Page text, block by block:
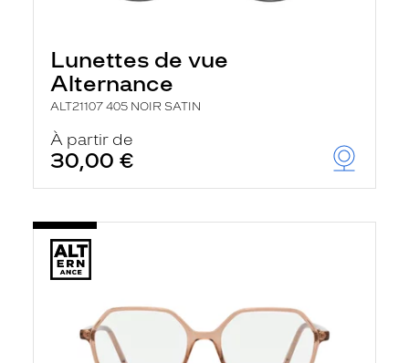
Lunettes de vue
Alternance
ALT21107 405 NOIR SATIN
À partir de
30,00 €